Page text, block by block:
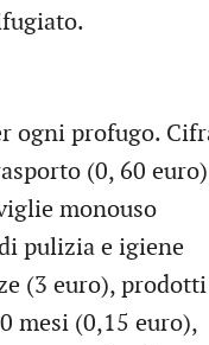
ogni profugo.
(0, 60
monouso
pulizia e igiene
(3 euro),
mesi (0,15 euro),